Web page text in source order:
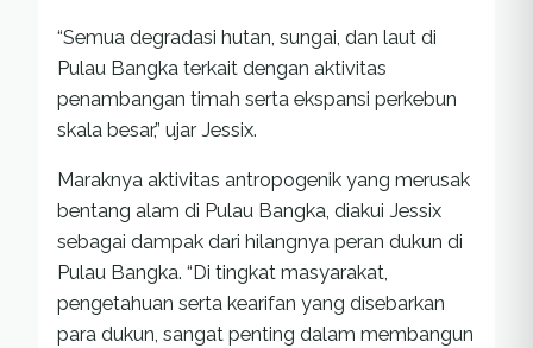
“Semua degradasi hutan, sungai, dan laut di
Pulau Bangka terkait dengan aktivitas
penambangan timah serta ekspansi perkebun
skala besar,” ujar Jessix.
Maraknya aktivitas antropogenik yang merusak
bentang alam di Pulau Bangka, diakui Jessix
sebagai dampak dari hilangnya peran dukun di
Pulau Bangka. “Di tingkat masyarakat,
pengetahuan serta kearifan yang disebarkan
para dukun, sangat penting dalam membangun